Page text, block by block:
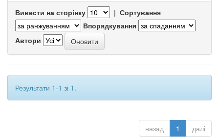
Вивести на сторінку | Сортування
Впорядкування
Автори
Результати 1-1 зі 1.
назад 1 далі